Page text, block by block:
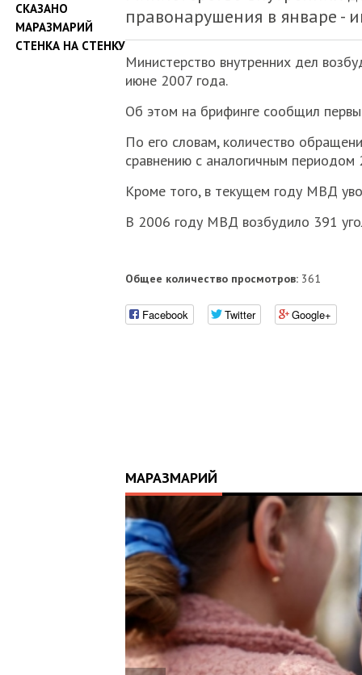
СКАЗАНО
МАРАЗМАРИЙ
СТЕНКА НА СТЕНКУ
правонарушения в январе -
Министерство внутренних дел
июне 2007 года.
Об этом на брифинге сообщил
По его словам, количество
сравнению с аналогичным периодом
Кроме того, в текущем году МВД
В 2006 году МВД возбудило 391
Общее количество просмотров: 361
Facebook Twitter Google+
МАРАЗМАРИЙ